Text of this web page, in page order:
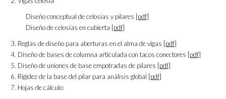
Diseño conceptual de celosías y pilares [pdf]
Diseño de celosías en cubierta [pdf]
3. Reglas de diseño para aberturas en el alma de vigas [pdf]
4. Diseño de bases de columna articulada con tacos conectores [pdf]
5. Diseño de uniones de base empotradas de pilares [pdf]
6. Rigidez de la base del pilar para análisis global [pdf]
7. Hojas de cálculo: